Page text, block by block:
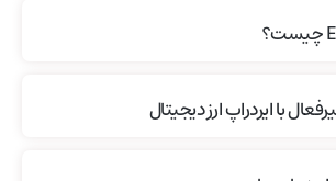
با ایردراپ ارز دیجیتال